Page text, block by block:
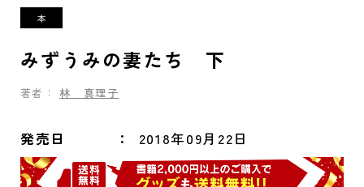
みずうみの妻たち 下
著者： 林 真理子
発売日 2018年09月22日